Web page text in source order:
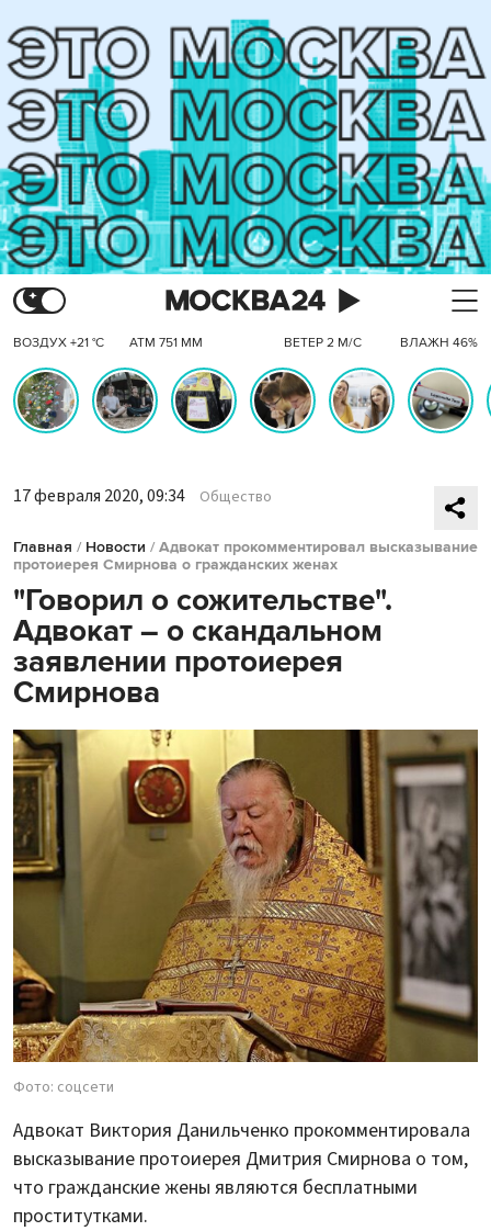
ВОЗДУХ +21 °C АТМ 751 ММ ВЕТЕР 2 М/С ВЛАЖН 46%
17 февраля 2020, 09:34 Общество
Главная / Новости /Адвокат прокомментировал высказывание
протоиерея Смирнова о гражданских женах
"Говорил о сожительстве".
Адвокат – о скандальном
заявлении протоиерея
Смирнова
Фото: соцсети
Адвокат Виктория Данильченко прокомментировала
высказывание протоиерея Дмитрия Смирнова о том,
что гражданские жены являются бесплатными
проститутками.